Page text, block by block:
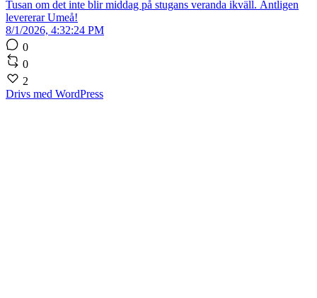
Tusan om det inte blir middag på stugans veranda ikväll. Äntligen
levererar Umeå!
8/1/2026, 4:32:24 PM
0
0
2
Drivs med WordPress